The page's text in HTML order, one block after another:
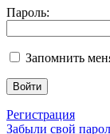
Пароль:
Запомнить
Регистрация
Забыли свой